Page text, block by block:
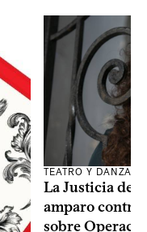
TEATRO Y DANZA
La Justicia
amparo contra
sobre